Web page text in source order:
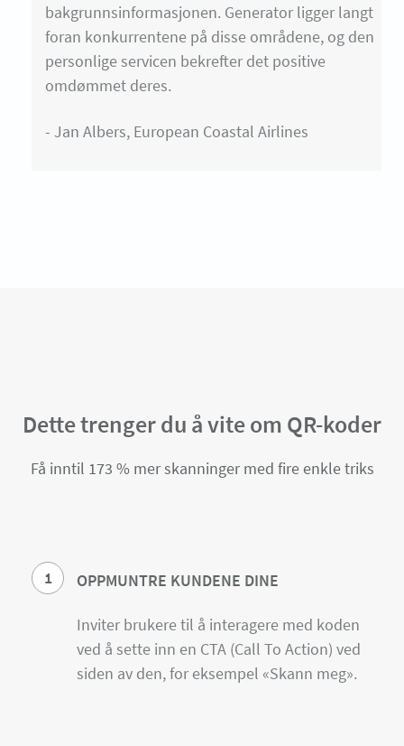
bakgrunnsinformasjonen. Generator ligger langt
foran konkurrentene på disse områdene, og den
personlige servicen bekrefter det positive
omdømmet deres.
- Jan Albers, European Coastal Airlines
Dette trenger du å vite om QR-koder
Få inntil 173 % mer skanninger med fire enkle triks
1 OPPMUNTRE KUNDENE DINE
Inviter brukere til å interagere med koden
ved å sette inn en CTA (Call To Action) ved
siden av den, for eksempel «Skann meg».